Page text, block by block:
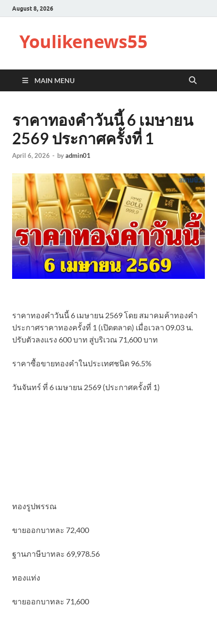
August 8, 2026
Youlikenews55
MAIN MENU
ราคาทองคำวันนี้ 6 เมษายน
2569 ประกาศครั้งที่ 1
April 6, 2026 - byadmin01
ราคาทองคำวันนี้ 6 เมษายน 2569 โดย สมาคมค้าทองคำ
ประกาศราคาทองครั้งที่ 1 (เปิดตลาด) เมื่อเวลา 09.03 น.
ปรับตัวลงแรง 600 บาท สู่บริเวณ 71,600 บาท
ราคาซื้อขายทองคําในประเทศชนิด 96.5%
วันจันทร์ ที่ 6 เมษายน 2569 (ประกาศครั้งที่ 1)
ทองรูปพรรณ
ขายออกบาทละ 72,400
ฐานภาษีบาทละ 69,978.56
ทองแท่ง
ขายออกบาทละ 71,600